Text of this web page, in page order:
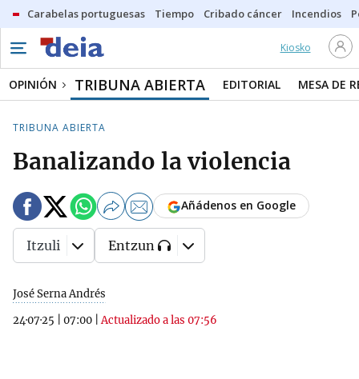
Carabelas portuguesas Tiempo Cribado cáncer Incendios
Kiosko
OPINIÓN TRIBUNA ABIERTA EDITORIAL MESA DE
TRIBUNA ABIERTA
Banalizando la violencia
José Serna Andrés
24·07·25
07:00 |Actualizado a las 07:56
Añádenos en Google
Itzuli Entzun